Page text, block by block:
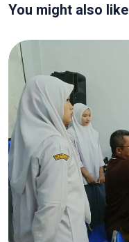
You might also like